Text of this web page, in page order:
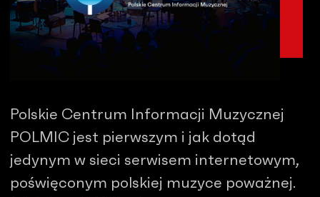
Polskie Centrum Informacji Muzycznej
POLMIC jest pierwszym i jak dotąd
jedynym w sieci serwisem internetowym,
poświęconym polskiej muzyce poważnej.